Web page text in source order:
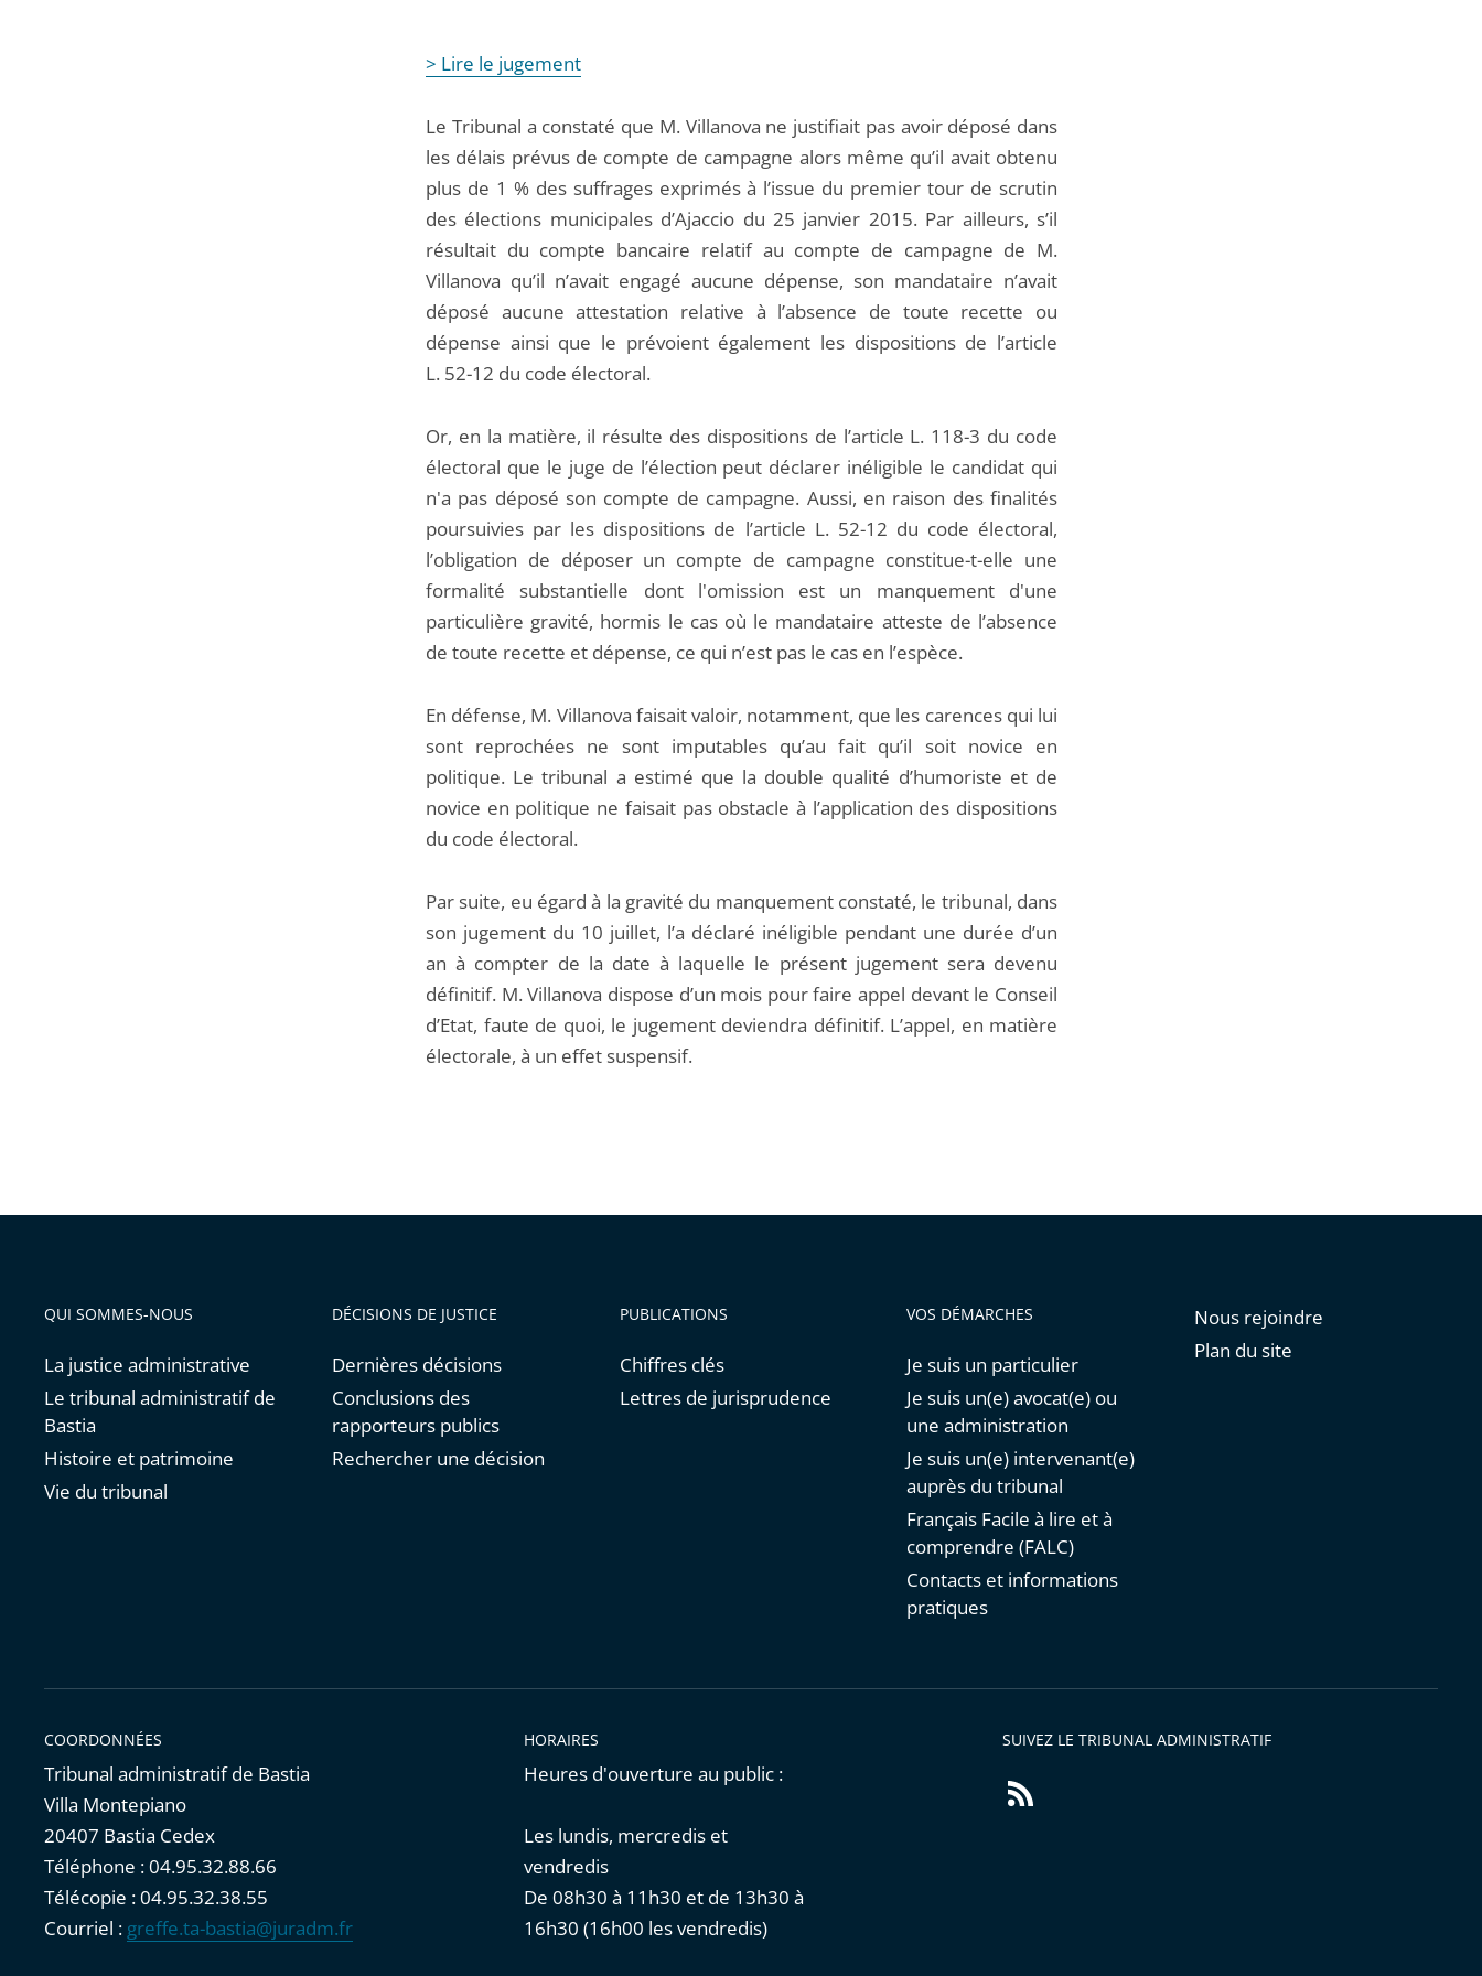
> Lire le jugement
Le Tribunal a constaté que M. Villanova ne justifiait pas avoir déposé dans
les délais prévus de compte de campagne alors même qu’il avait obtenu
plus de 1 % des suffrages exprimés à l’issue du premier tour de scrutin
des élections municipales d’Ajaccio du 25 janvier 2015. Par ailleurs, s’il
résultait du compte bancaire relatif au compte de campagne de M.
Villanova qu’il n’avait engagé aucune dépense, son mandataire n’avait
déposé aucune attestation relative à l’absence de toute recette ou
dépense ainsi que le prévoient également les dispositions de l’article
L. 52-12 du code électoral.
Or, en la matière, il résulte des dispositions de l’article L. 118-3 du code
électoral que le juge de l’élection peut déclarer inéligible le candidat qui
n'a pas déposé son compte de campagne. Aussi, en raison des finalités
poursuivies par les dispositions de l’article L. 52-12 du code électoral,
l’obligation de déposer un compte de campagne constitue-t-elle une
formalité substantielle dont l'omission est un manquement d'une
particulière gravité, hormis le cas où le mandataire atteste de l’absence
de toute recette et dépense, ce qui n’est pas le cas en l’espèce.
En défense, M. Villanova faisait valoir, notamment, que les carences qui lui
sont reprochées ne sont imputables qu’au fait qu’il soit novice en
politique. Le tribunal a estimé que la double qualité d’humoriste et de
novice en politique ne faisait pas obstacle à l’application des dispositions
du code électoral.
Par suite, eu égard à la gravité du manquement constaté, le tribunal, dans
son jugement du 10 juillet, l’a déclaré inéligible pendant une durée d’un
an à compter de la date à laquelle le présent jugement sera devenu
définitif. M. Villanova dispose d’un mois pour faire appel devant le Conseil
d’Etat, faute de quoi, le jugement deviendra définitif. L’appel, en matière
électorale, à un effet suspensif.
QUI SOMMES-NOUS
La justice administrative
Le tribunal administratif de
Bastia
Histoire et patrimoine
Vie du tribunal
DÉCISIONS DE JUSTICE
Dernières décisions
Conclusions des
rapporteurs publics
Rechercher une décision
PUBLICATIONS
Chiffres clés
Lettres de jurisprudence
VOS DÉMARCHES
Je suis un particulier
Je suis un(e) avocat(e) ou
une administration
Je suis un(e) intervenant(e)
auprès du tribunal
Français Facile à lire et à
comprendre (FALC)
Contacts et informations
pratiques
Nous rejoindre
Plan du site
COORDONNÉES
Tribunal administratif de Bastia
Villa Montepiano
20407 Bastia Cedex
Téléphone : 04.95.32.88.66
Télécopie : 04.95.32.38.55
Courriel : greffe.ta-bastia@juradm.fr
HORAIRES
Heures d'ouverture au public :
Les lundis, mercredis et
vendredis
De 08h30 à 11h30 et de 13h30 à
16h30 (16h00 les vendredis)
SUIVEZ LE TRIBUNAL ADMINISTRATIF
Flux
RSS